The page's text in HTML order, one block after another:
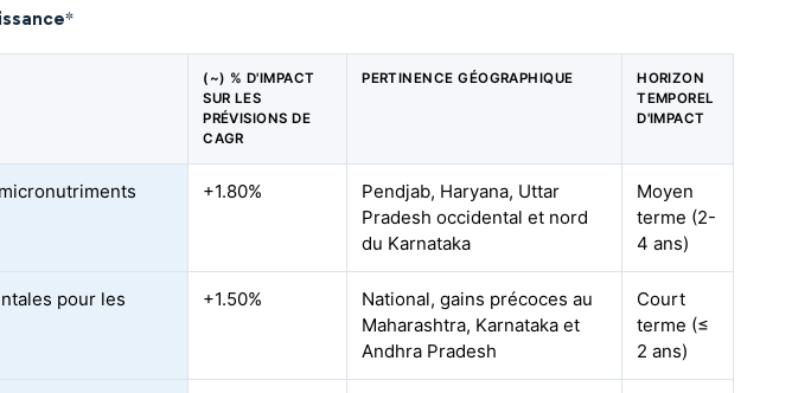
*
(~) % D'IMPACT
SUR LES
PRÉVISIONS DE
CAGR
PERTINENCE GÉOGRAPHIQUE
HORIZON
TEMPOREL
D'IMPACT
+1.80%
Pendjab, Haryana, Uttar
Pradesh occidental et nord
du Karnataka
Moyen
terme (2-
4 ans)
pour les
+1.50%
National, gains précoces au
Maharashtra, Karnataka et
Andhra Pradesh
Court
terme (≤
2 ans)